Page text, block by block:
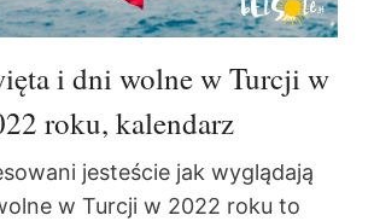
i dni wolne w Turcji w
roku, kalendarz
jesteście jak wyglądają
w Turcji w 2022 roku to